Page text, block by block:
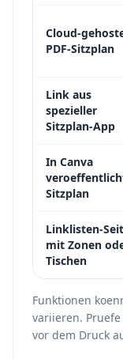
Cloud-
PDF-Sitzplan
Link aus
spezieller
Sitzplan-App
In Canva
Sitzplan
Linklisten-
mit Zonen
Tischen
Funktionen
variieren.
vor dem Druck